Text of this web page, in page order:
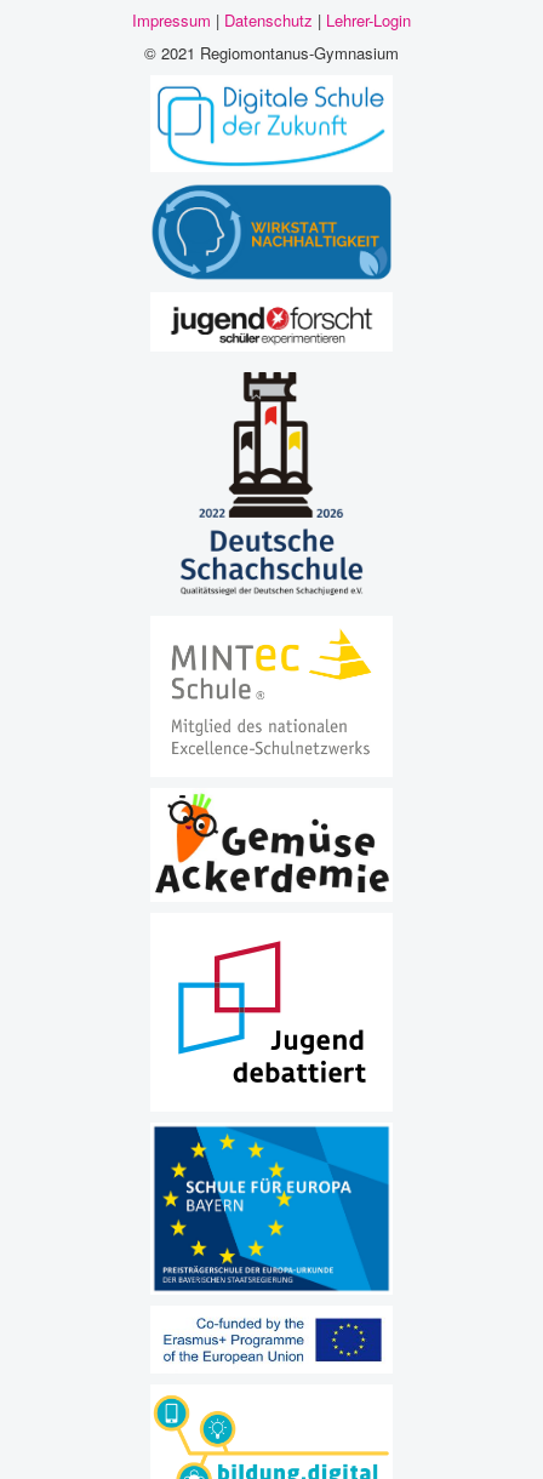
Impressum | Datenschutz | Lehrer-Login
© 2021 Regiomontanus-Gymnasium